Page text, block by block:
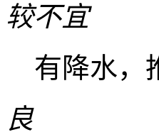
较不宜
有降水，
良